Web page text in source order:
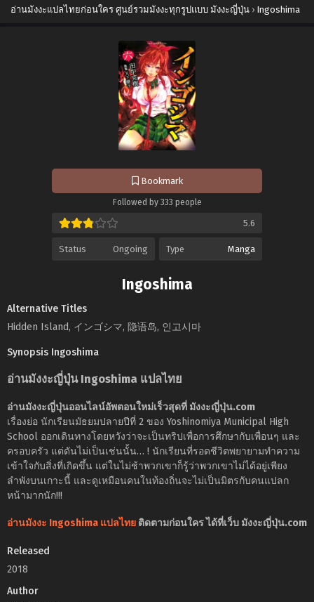
อ่านมังงะแปลไทยก่อนใคร ศูนย์รวมมังงะทุกรูปแบบ มังงะญี่ปุ่น › Ingoshima
Bookmark
Followed by 333 people
5.6
Status Ongoing Type Manga
Ingoshima
Alternative Titles
Hidden Island, インゴシマ, 隐语岛, 인고시마
Synopsis Ingoshima
อ่านมังงะญี่ปุ่น Ingoshima แปลไทย
อ่านมังงะญี่ปุ่นออนไลน์อัพตอนใหม่เร็วสุดที่ มังงะญี่ปุ่น.com
เรื่องย่อ นักเรียนมัธยมปลายปีที่ 2 ของ Yoshinomiya Municipal High
School ออกเดินทางโดยหวังว่าจะเป็นทริปเพื่อการศึกษากับเพื่อนๆ และ
ครอบครัว แต่ดันไม่เป็นเช่นนั้น… ! นักเรียนที่รอดชีวิตพยายามทำความ
เข้าใจกับสิ่งที่เกิดขึ้น แต่ในไม่ช้าพวกเขาก็รู้ว่าพวกเขาไม่ได้อยู่เพียง
ลำพังบนเกาะนี้ และดูเหมือนคนในท้องถิ่นจะไม่เป็นมิตรกับคนแปลก
หน้ามากนัก!!!
อ่านมังงะ Ingoshima แปลไทย ติดตามก่อนใคร ได้ที่เว็บ มังงะญี่ปุ่น.com
Released
2018
Author